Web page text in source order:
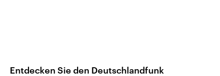
Entdecken Sie den Deutschlandfunk